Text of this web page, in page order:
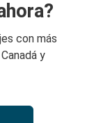
con más
y